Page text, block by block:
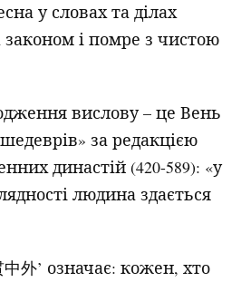
у словах та ділах
і помре з чистою
вислову – це Вень
за редакцією
династій (420-589): «у
людина здається
中外’ означає: кожен, хто